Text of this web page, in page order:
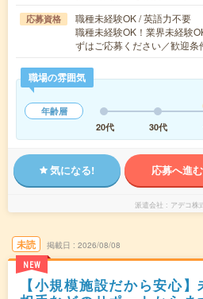
応募資格
職種未経験OK / 英語力不要
職種未経験OK！業界未経験
ずはご応募ください／歓迎
職場の雰囲気
年齢層
20代
30代
気になる! 応募へ進む
派遣会社 アデコ株
未読
NEW
掲載日 2026/08/08
【小規模施設だから安心